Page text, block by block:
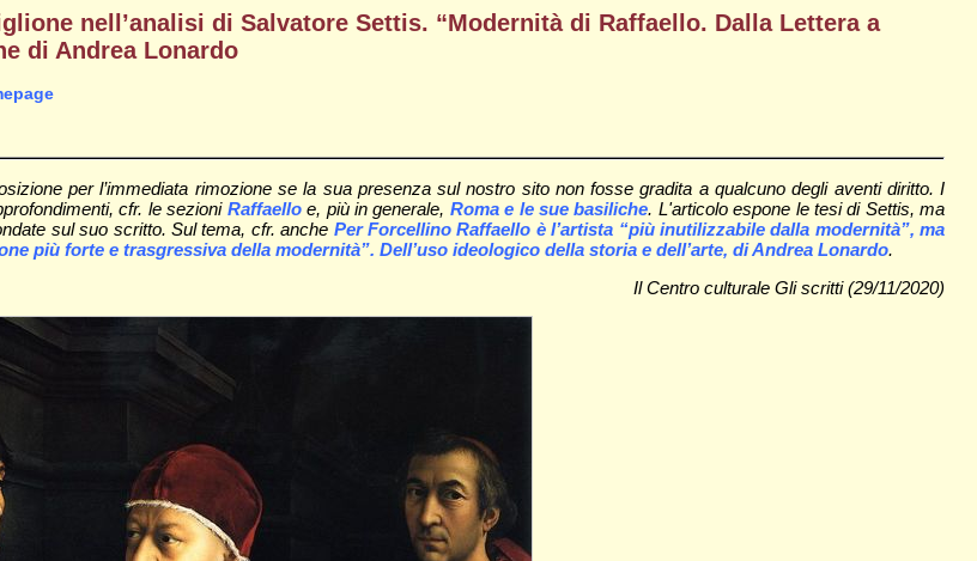
nell’analisi di Salvatore Settis. “Modernità di Raffaello. Dalla Lettera a
di Andrea Lonardo
per l’immediata rimozione se la sua presenza sul nostro sito non fosse gradita a qualcuno degli aventi diritto. I
cfr. le sezioni Raffaelloe, più in generale, Roma e le sue basiliche. L'articolo espone le tesi di Settis, ma
sul suo scritto. Sul tema, cfr. anche Per Forcellino Raffaello è l’artista “più inutilizzabile dalla modernità”, ma
più forte e trasgressiva della modernità”. Dell’uso ideologico della storia e dell’arte, di Andrea Lonardo.
Il Centro culturale Gli scritti (29/11/2020)